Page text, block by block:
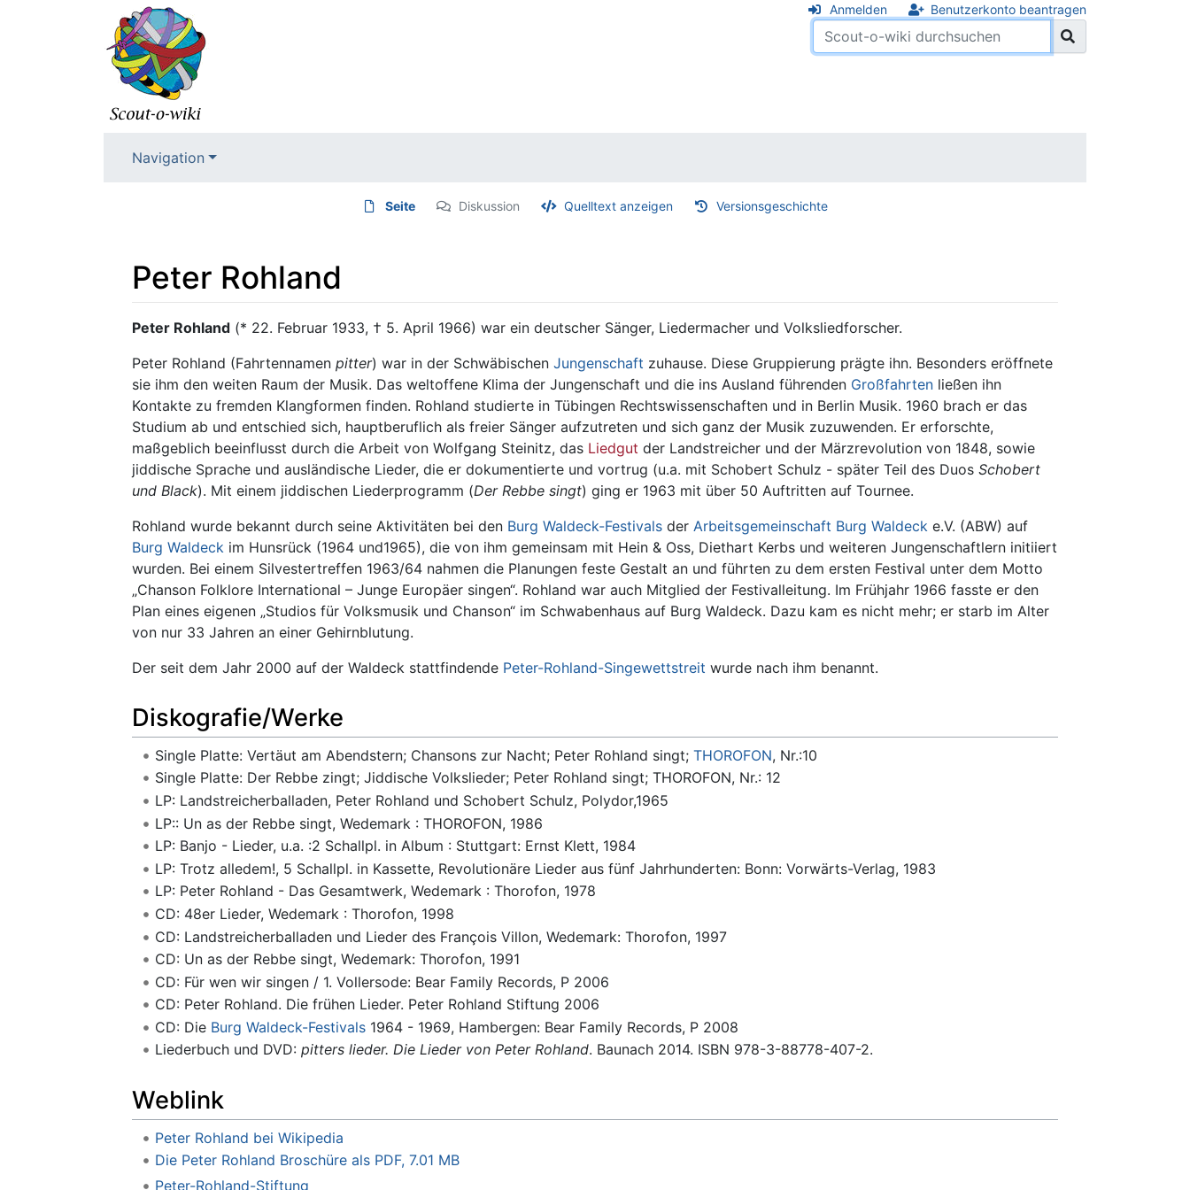
Anmelden Benutzerkonto beantragen
Navigation
Seite Diskussion Quelltext anzeigen Versionsgeschichte
Peter Rohland
Wechseln zu:Navigation,Suche
Peter Rohland (* 22. Februar 1933, † 5. April 1966) war ein deutscher Sänger, Liedermacher und Volksliedforscher.
Peter Rohland (Fahrtennamen pitter) war in der Schwäbischen Jungenschaft zuhause. Diese Gruppierung prägte ihn. Besonders eröffnete
sie ihm den weiten Raum der Musik. Das weltoffene Klima der Jungenschaft und die ins Ausland führenden Großfahrten ließen ihn
Kontakte zu fremden Klangformen finden. Rohland studierte in Tübingen Rechtswissenschaften und in Berlin Musik. 1960 brach er das
Studium ab und entschied sich, hauptberuflich als freier Sänger aufzutreten und sich ganz der Musik zuzuwenden. Er erforschte,
maßgeblich beeinflusst durch die Arbeit von Wolfgang Steinitz, das Liedgut der Landstreicher und der Märzrevolution von 1848, sowie
jiddische Sprache und ausländische Lieder, die er dokumentierte und vortrug (u.a. mit Schobert Schulz - später Teil des Duos Schobert
und Black). Mit einem jiddischen Liederprogramm (Der Rebbe singt) ging er 1963 mit über 50 Auftritten auf Tournee.
Rohland wurde bekannt durch seine Aktivitäten bei den Burg Waldeck-Festivals der Arbeitsgemeinschaft Burg Waldeck e.V. (ABW) auf
Burg Waldeck im Hunsrück (1964 und1965), die von ihm gemeinsam mit Hein & Oss, Diethart Kerbs und weiteren Jungenschaftlern initiiert
wurden. Bei einem Silvestertreffen 1963/64 nahmen die Planungen feste Gestalt an und führten zu dem ersten Festival unter dem Motto
„Chanson Folklore International – Junge Europäer singen“. Rohland war auch Mitglied der Festivalleitung. Im Frühjahr 1966 fasste er den
Plan eines eigenen „Studios für Volksmusik und Chanson“ im Schwabenhaus auf Burg Waldeck. Dazu kam es nicht mehr; er starb im Alter
von nur 33 Jahren an einer Gehirnblutung.
Der seit dem Jahr 2000 auf der Waldeck stattfindende Peter-Rohland-Singewettstreit wurde nach ihm benannt.
Diskografie/Werke
Single Platte: Vertäut am Abendstern; Chansons zur Nacht; Peter Rohland singt; THOROFON, Nr.:10
Single Platte: Der Rebbe zingt; Jiddische Volkslieder; Peter Rohland singt; THOROFON, Nr.: 12
LP: Landstreicherballaden, Peter Rohland und Schobert Schulz, Polydor,1965
LP:: Un as der Rebbe singt, Wedemark : THOROFON, 1986
LP: Banjo - Lieder, u.a. :2 Schallpl. in Album : Stuttgart: Ernst Klett, 1984
LP: Trotz alledem!, 5 Schallpl. in Kassette, Revolutionäre Lieder aus fünf Jahrhunderten: Bonn: Vorwärts-Verlag, 1983
LP: Peter Rohland - Das Gesamtwerk, Wedemark : Thorofon, 1978
CD: 48er Lieder, Wedemark : Thorofon, 1998
CD: Landstreicherballaden und Lieder des François Villon, Wedemark: Thorofon, 1997
CD: Un as der Rebbe singt, Wedemark: Thorofon, 1991
CD: Für wen wir singen / 1. Vollersode: Bear Family Records, P 2006
CD: Peter Rohland. Die frühen Lieder. Peter Rohland Stiftung 2006
CD: Die Burg Waldeck-Festivals1964 - 1969, Hambergen: Bear Family Records, P 2008
Liederbuch und DVD: pitters lieder. Die Lieder von Peter Rohland. Baunach 2014. ISBN 978-3-88778-407-2.
Weblink
Peter Rohland bei Wikipedia
Die Peter Rohland Broschüre als PDF, 7.01 MB
Peter-Rohland-Stiftung